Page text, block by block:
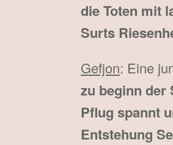
die Toten mit
Surts
Gefjon: Eine
zu beginn der
Pflug spannt
Entstehung